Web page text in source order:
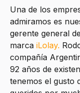
Una de los
admiramos es
gerente general
marca iLolay.
compañía
92 años de
tenemos el gusto